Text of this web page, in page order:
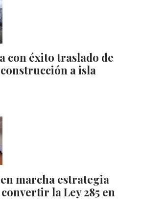
con éxito traslado de
a isla
marcha estrategia
la Ley 285 en